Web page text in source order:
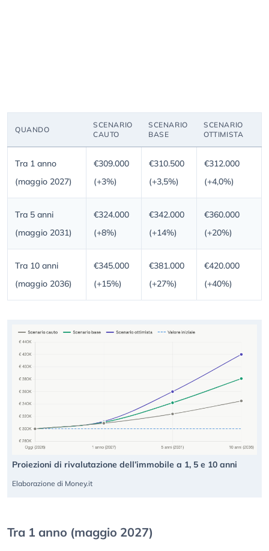
QUANDO
SCENARIO
CAUTO
SCENARIO
BASE
SCENARIO
OTTIMISTA
Tra 1 anno
(maggio 2027)
€309.000
(+3%)
€310.500
(+3,5%)
€312.000
(+4,0%)
Tra 5 anni
(maggio 2031)
€324.000
(+8%)
€342.000
(+14%)
€360.000
(+20%)
Tra 10 anni
(maggio 2036)
€345.000
(+15%)
€381.000
(+27%)
€420.000
(+40%)
Proiezioni di rivalutazione dell’immobile a 1, 5 e 10 anni
Elaborazione di Money.it
Tra 1 anno (maggio 2027)